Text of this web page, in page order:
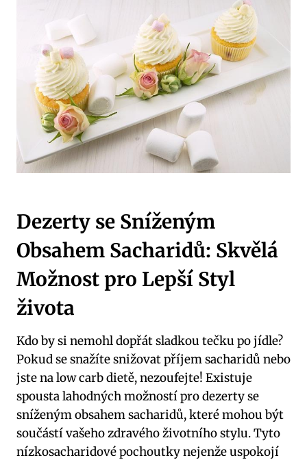
Dezerty se Sníženým
Obsahem Sacharidů: Skvělá
Možnost pro Lepší Styl
života
Kdo by si nemohl dopřát sladkou tečku po jídle?
Pokud se snažíte snižovat příjem sacharidů nebo
jste na low carb dietě, nezoufejte! Existuje
spousta lahodných možností pro dezerty se
sníženým obsahem sacharidů, které mohou být
součástí vašeho zdravého životního stylu. Tyto
nízkosacharidové pochoutky nejenže uspokojí